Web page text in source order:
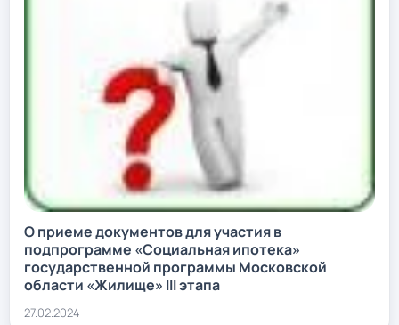
О приеме документов для участия в
подпрограмме «Социальная ипотека»
государственной программы Московской
области «Жилище» III этапа
27.02.2024